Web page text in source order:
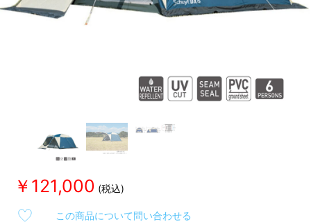
￥121,000
この商品について問い合わせる